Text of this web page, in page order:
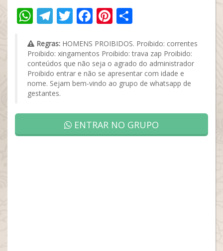
WhatsApp
Telegram
Twitter
Facebook
Pinterest
Regras: HOMENS PROIBIDOS. Proibido: correntes
Proibido: xingamentos Proibido: trava zap Proibido:
conteúdos que não seja o agrado do administrador
Proibido entrar e não se apresentar com idade e
nome. Sejam bem-vindo ao grupo de whatsapp de
gestantes.
ENTRAR NO GRUPO